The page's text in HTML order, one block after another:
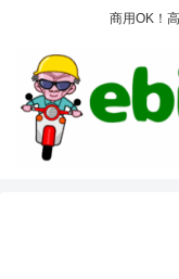
商用OK！高画質